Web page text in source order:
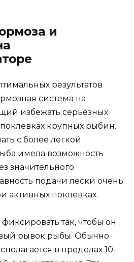
и
результатов
система на
избежать серьезных
крупных рыбин.
с более легкой
имела возможность
значительного
подачи лески очень
активных поклевках.
так, чтобы он
рывок рыбы. Обычно
в пределах 10-